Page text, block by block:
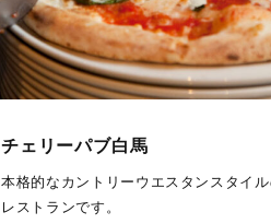
チェリーパブ白馬
本格的なカントリーウエスタンスタイ
レストランです。